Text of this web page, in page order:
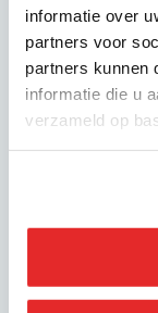
informatie over
partners voor
partners kunnen
informatie die u
verzameld op